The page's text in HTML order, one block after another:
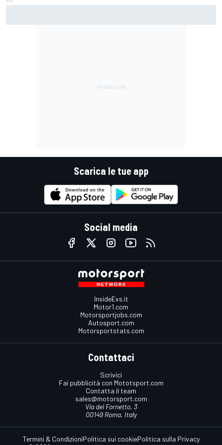
Scarica le tue app
Social media
InsideEvs.it
Motor1.com
Motorsportjobs.com
Autosport.com
Motorsportstats.com
Contattaci
Scrivici
Fai pubblicità con Mototsport.com
Contatta il team
sales@motorsport.com
Via del Fornetto, 3
00149 Roma, Italy
Termini & CondizioniPolitica sui cookiePolitica sulla Privacy